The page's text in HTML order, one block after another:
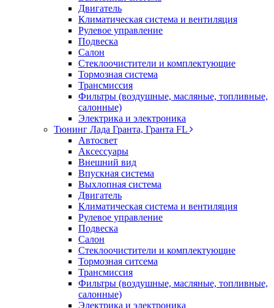
Двигатель
Климатическая система и вентиляция
Рулевое управление
Подвеска
Салон
Стеклоочистители и комплектующие
Тормозная система
Трансмиссия
Фильтры (воздушные, масляные, топливные,
салонные)
Электрика и электроника
Тюнинг Лада Гранта, Гранта FL
Автосвет
Аксессуары
Внешний вид
Впускная система
Выхлопная система
Двигатель
Климатическая система и вентиляция
Рулевое управление
Подвеска
Салон
Стеклоочистители и комплектующие
Тормозная ситсема
Трансмиссия
Фильтры (воздушные, масляные, топливные,
салонные)
Электрика и электроника